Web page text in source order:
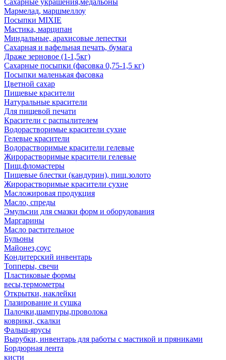
Сахарные украшения,медальоны
Мармелад, маршмеллоу
Посыпки MIXIE
Мастика, марципан
Миндальные, арахисовые лепестки
Сахарная и вафельная печать, бумага
Драже зерновое (1-1,5кг)
Сахарные посыпки (фасовка 0,75-1,5 кг)
Посыпки маленькая фасовка
Цветной сахар
Пищевые красители
Натуральные красители
Для пищевой печати
Красители с распылителем
Водорастворимые красители сухие
Гелевые красители
Водорастворимые красители гелевые
Жирорастворимые красители гелевые
Пищ.фломастеры
Пищевые блестки (кандурин), пищ.золото
Жирорастворимые красители сухие
Масложировая продукция
Масло, спреды
Эмульсии для смазки форм и оборудования
Маргарины
Масло растительное
Бульоны
Майонез,соус
Кондитерский инвентарь
Топперы, свечи
Пластиковые формы
весы,термометры
Открытки, наклейки
Глазирование и сушка
Палочки,шампуры,проволока
коврики, скалки
Фальш-ярусы
Вырубки, инвентарь для работы с мастикой и пряниками
Бордюрная лента
кисти